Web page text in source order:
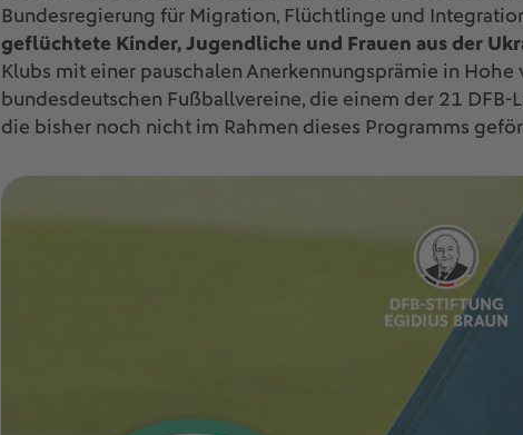
Bundesregierung für Migration, Flüchtlinge und
geflüchtete Kinder, Jugendliche und Frauen aus der
Klubs mit einer pauschalen Anerkennungsprämie in
bundesdeutschen Fußballvereine, die einem der 21 DFB-
die bisher noch nicht im Rahmen dieses Programms